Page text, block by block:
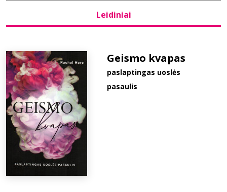
D.U.K.
Leidiniai
Geismo kvapas
paslaptingas uoslės
pasaulis